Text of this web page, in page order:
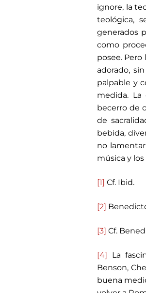
ignore, la
teológica,
generados
como
posee.
adorado,
palpable y
medida.
becerro de
de
bebida,
no
música y
[1] Cf. Ibid.
[2]
[3] Cf.
[4] La
Benson,
buena